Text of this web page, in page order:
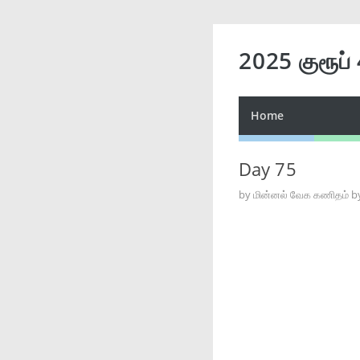
2025 குரூப்
Home
Day 75
byமின்னல் வேக கணிதம் by